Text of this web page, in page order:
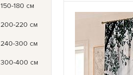
150-180 см
200-220 см
240-300 см
300-400 см